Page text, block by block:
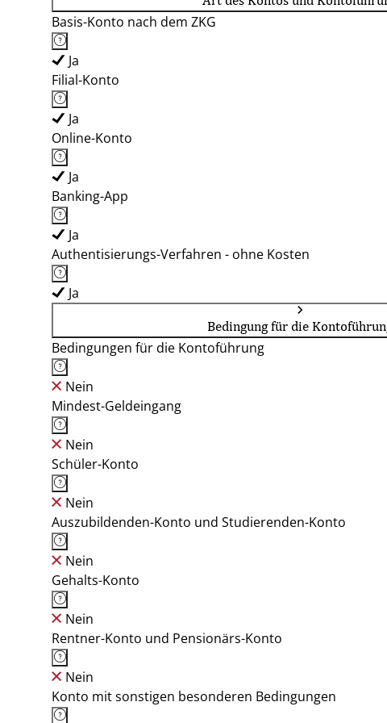
Basis-Konto nach dem ZKG
Ja
Filial-Konto
Ja
Online-Konto
Ja
Banking-App
Ja
Authentisierungs-Verfahren - ohne Kosten
Ja
Bedingung für die
Bedingungen für die Kontoführung
Nein
Mindest-Geldeingang
Nein
Schüler-Konto
Nein
Auszubildenden-Konto und Studierenden-Konto
Nein
Gehalts-Konto
Nein
Rentner-Konto und Pensionärs-Konto
Nein
Konto mit sonstigen besonderen Bedingungen